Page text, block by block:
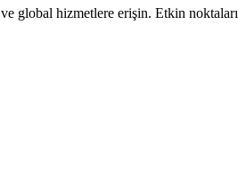
global hizmetlere erişin. Etkin